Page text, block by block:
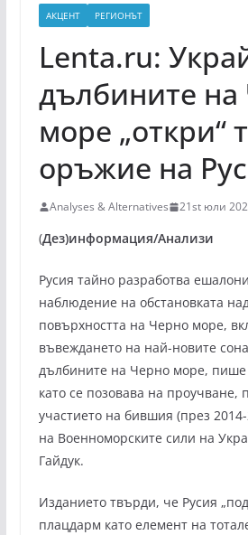
АКЦЕНТ РЕГИОНЪТ
Lenta.ru:
дълбините на
море „откри“
оръжие на
Analyses & Alternatives 21st юли
(Дез)информация/Анализи
Русия тайно разработва
наблюдение на обстановката
повърхността на Черно море,
въвеждането на най-новите
дълбините на Черно море, пише
като се позовава на проучване,
участието на бившия (през
на Военноморските сили на
Гайдук.
Изданието твърди, че Русия
плацдарм като елемент на